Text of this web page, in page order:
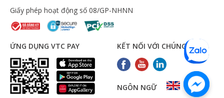
Giấy phép hoạt động số 08/GP-NHNN
ỨNG DỤNG VTC PAY KẾT NỐI VỚI CHÚNG TÔI
NGÔN NGỮ